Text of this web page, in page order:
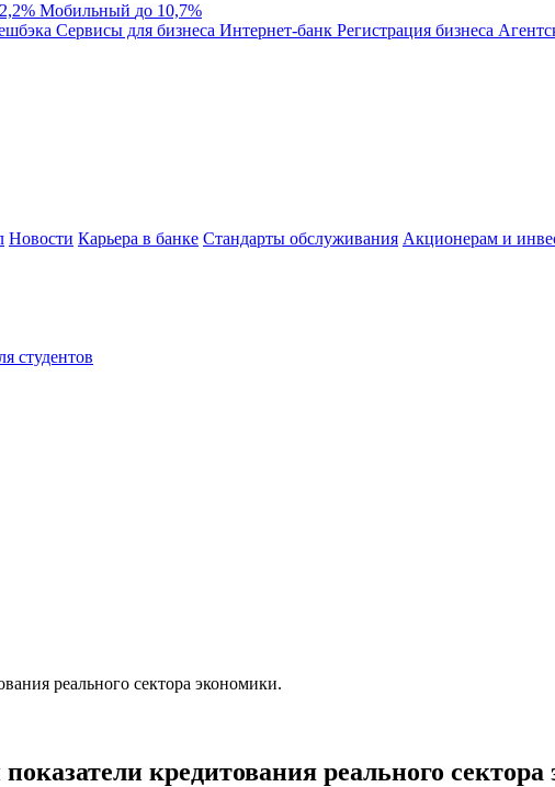
Мобильный до 10,7%
Сервисы для бизнеса Интернет-банк Регистрация бизнеса
Новости Карьера в банке Стандарты обслуживания Акционерам и
студентов
реального сектора экономики.
кредитования реального сектора